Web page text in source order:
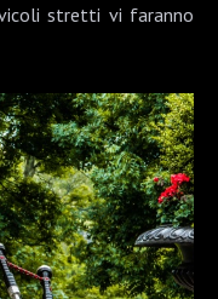
stretti vi faranno